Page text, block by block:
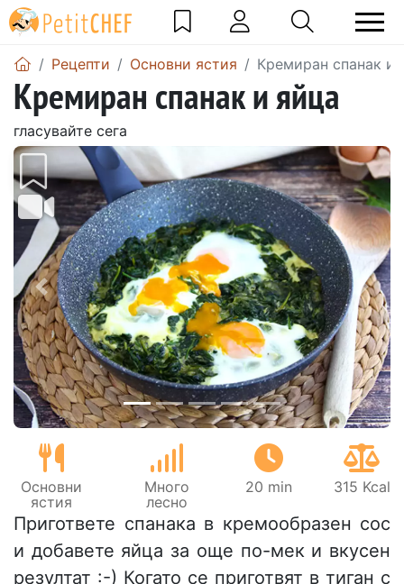
Рецепти Основни ястия Кремиран спанак и
Кремиран спанак и яйца
гласувайте сега
Предишен
Основни
ястия
Много
лесно
20 min 315 Kcal
Пригответе спанака в кремообразен сос
и добавете яйца за още по-мек и вкусен
резултат :-) Когато се приготвят в тиган с